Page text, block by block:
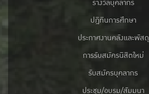
รางวัลบุคลากร
ปฎิทินการศึกษา
ประกาศงานคลังและพัสดุ
การรับสมัครนิสิตใหม่
รับสมัครบุคลากร
ประชุม/อบรม/สัมมนา